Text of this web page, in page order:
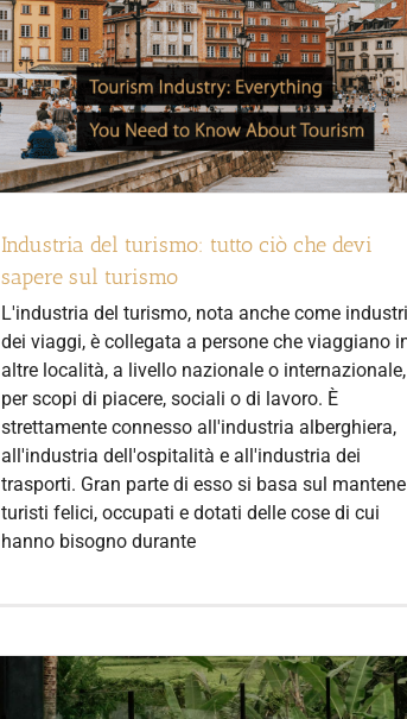
Industria del turismo: tutto ciò che devi
sapere sul turismo
L'industria del turismo, nota anche come
dei viaggi, è collegata a persone che viaggiano
altre località, a livello nazionale o internazionale,
per scopi di piacere, sociali o di lavoro. È
strettamente connesso all'industria alberghiera,
all'industria dell'ospitalità e all'industria dei
trasporti. Gran parte di esso si basa sul
turisti felici, occupati e dotati delle cose di cui
hanno bisogno durante